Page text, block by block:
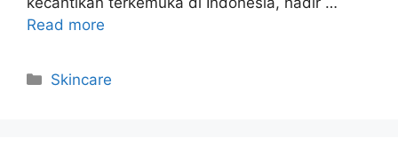
Read more
Kategori
Skincare